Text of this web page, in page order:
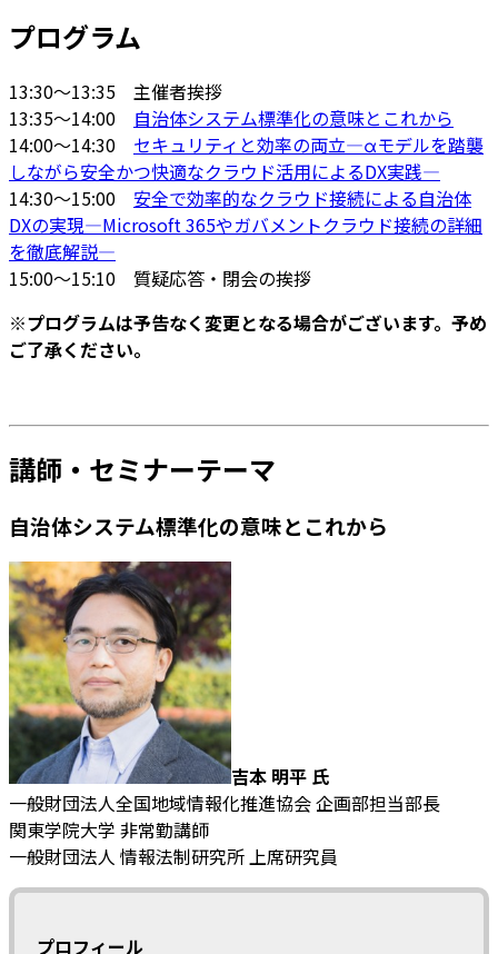
プログラム
13:30～13:35 主催者挨拶
13:35～14:00 自治体システム標準化の意味とこれから
14:00～14:30 セキュリティと効率の両立—αモデルを踏襲
しながら安全かつ快適なクラウド活用によるDX実践—
14:30～15:00 安全で効率的なクラウド接続による自治体
DXの実現—Microsoft 365やガバメントクラウド接続の詳細
を徹底解説—
15:00～15:10 質疑応答・閉会の挨拶
※プログラムは予告なく変更となる場合がございます。予め
ご了承ください。
講師・セミナーテーマ
自治体システム標準化の意味とこれから
吉本 明平 氏
一般財団法人全国地域情報化推進協会 企画部担当部長
関東学院大学 非常勤講師
一般財団法人 情報法制研究所 上席研究員
プロフィール